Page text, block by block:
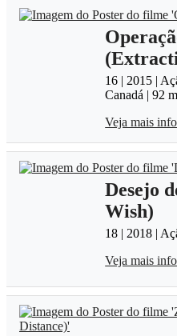
16 | 2015 |
Canadá | 92
Veja mais
Desejo
Wish)
18 | 2018 |
Veja mais